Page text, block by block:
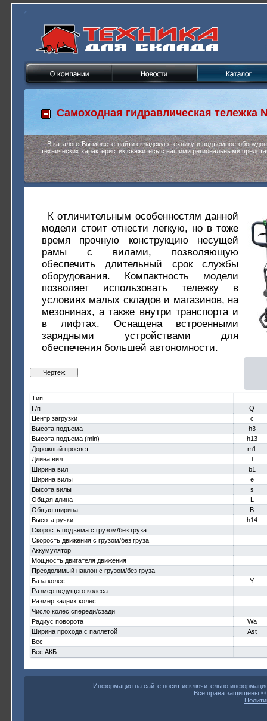
Самоходная гидравлическая тележка
В каталоге Вы можете найти складскую технику и подъемное
технических характеристик свяжитесь с нашими региональными
К отличительным особенностям данной
модели стоит отнести легкую, но в тоже
время прочную конструкцию несущей
рамы с вилами, позволяющую
обеспечить длительный срок службы
оборудования. Компактность модели
позволяет использовать тележку в
условиях малых складов и магазинов, на
мезонинах, а также внутри транспорта и
в лифтах. Оснащена встроенными
зарядными устройствами для
обеспечения большей автономности.
Чертеж
Тип
Г/п
Q
Центр загрузки
c
Высота подъема
h3
Высота подъема (min)
h13
Дорожный просвет
m1
Длина вил
l
Ширина вил
b1
Ширина вилы
e
Высота вилы
s
Общая длина
L
Общая ширина
B
Высота ручки
h14
Скорость подъема с грузом/без груза
Скорость движения с грузом/без груза
Аккумулятор
Мощность двигателя движения
Преодолимый наклон с грузом/без груза
База колес
Y
Размер ведущего колеса
Размер задних колес
Число колес спереди/сзади
Радиус поворота
Wa
Ширина прохода с паллетой
Ast
Вес
Вес АКБ
Информация на сайте носит исключительно
Все права защищены ©